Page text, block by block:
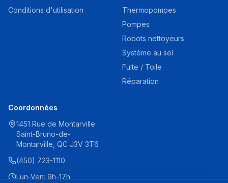
Conditions d'utilisation
Thermopompes
Pompes
Robots nettoyeurs
Système au sel
Fuite / Toile
Réparation
Coordonnées
1451 Rue de Montarville
Saint-Bruno-de-
Montarville, QC J3V 3T6
(450) 723-1110
Lun-Ven: 9h-17h